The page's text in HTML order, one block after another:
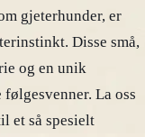
gjeterhunder, er
Disse små,
og en unik
La oss
et så spesielt